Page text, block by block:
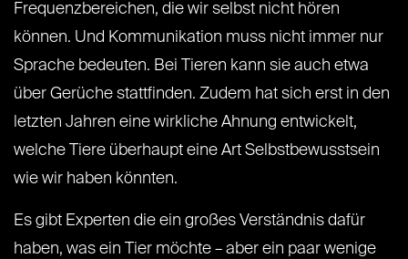
Frequenzbereichen, die wir selbst nicht hören
können. Und Kommunikation muss nicht immer nur
Sprache bedeuten. Bei Tieren kann sie auch etwa
über Gerüche stattfinden. Zudem hat sich erst in den
letzten Jahren eine wirkliche Ahnung entwickelt,
welche Tiere überhaupt eine Art Selbstbewusstsein
wie wir haben könnten.
Es gibt Experten die ein großes Verständnis dafür
haben, was ein Tier möchte – aber ein paar wenige